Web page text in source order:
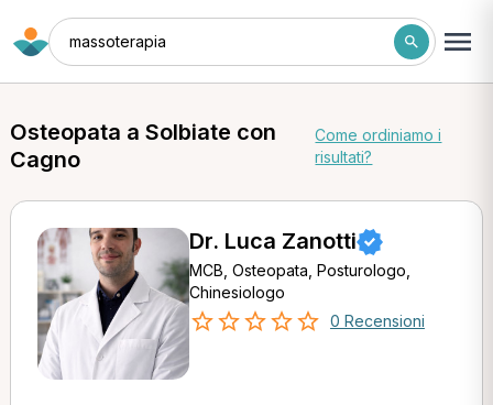
massoterapia
Osteopata a Solbiate con
Cagno
Come ordiniamo i
risultati?
Dr. Luca Zanotti
MCB, Osteopata, Posturologo,
Chinesiologo
0 Recensioni